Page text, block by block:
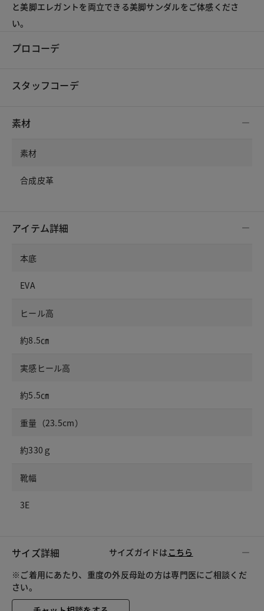
と美脚エレガントを両立できる美脚サンダルをご体感くださ
い。
プロコーデ
スタッフコーデ
素材
素材
合成皮革
アイテム詳細
本底
EVA
ヒール高
約8.5㎝
実感ヒール高
約5.5㎝
重量（23.5cm）
約330ｇ
靴幅
3E
サイズ詳細 サイズガイドは こちら
※ご着用にあたり、重度の外反母趾の方は専門医にご相談くだ
さい。